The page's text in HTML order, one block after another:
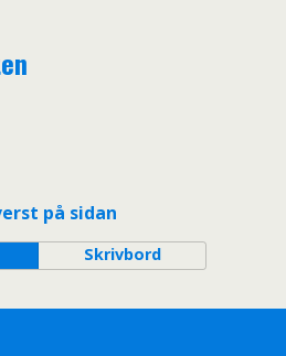
på sidan
Skrivbord